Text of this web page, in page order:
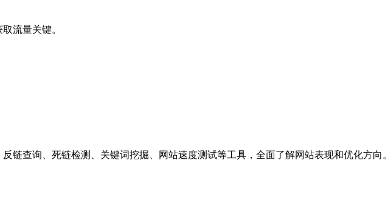
流量关键。
链查询、死链检测、关键词挖掘、网站速度测试等工具，全面了解网站表现和优化方向。